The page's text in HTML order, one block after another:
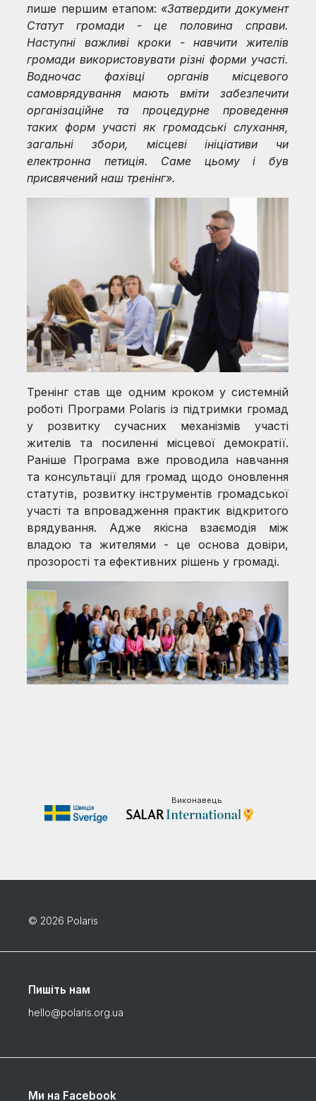
лише першим етапом: «Затвердити документ
Статут громади - це половина справи.
Наступні важливі кроки - навчити жителів
громади використовувати різні форми участі.
Водночас фахівці органів місцевого
самоврядування мають вміти забезпечити
організаційне та процедурне проведення
таких форм участі як громадські слухання,
загальні збори, місцеві ініціативи чи
електронна петиція. Саме цьому і був
присвячений наш тренінг».
Тренінг став ще одним кроком у системній
роботі Програми Polaris із підтримки громад
у розвитку сучасних механізмів участі
жителів та посиленні місцевої демократії.
Раніше Програма вже проводила навчання
та консультації для громад щодо оновлення
статутів, розвитку інструментів громадської
участі та впровадження практик відкритого
врядування. Адже якісна взаємодія між
владою та жителями - це основа довіри,
прозорості та ефективних рішень у громаді.
Виконавець
© 2026 Polaris
Пишіть нам
hello@polaris.org.ua
Ми на Facebook